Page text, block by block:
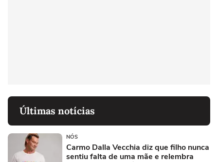
Últimas notícias
NÓS
Carmo Dalla Vecchia diz que filho nunca
sentiu falta de uma mãe e relembra